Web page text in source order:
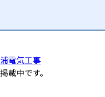
電気工事
載中です。